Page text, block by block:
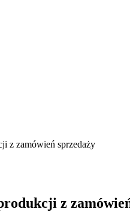
z zamówień sprzedaży
z